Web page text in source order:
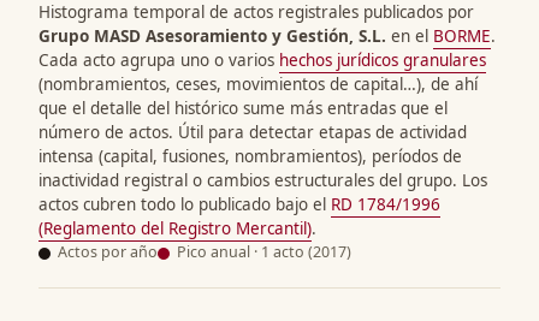
Histograma temporal de actos registrales publicados por
Grupo MASD Asesoramiento y Gestión, S.L. en el BORME.
Cada acto agrupa uno o varios hechos jurídicos granulares
(nombramientos, ceses, movimientos de capital…), de ahí
que el detalle del histórico sume más entradas que el
número de actos. Útil para detectar etapas de actividad
intensa (capital, fusiones, nombramientos), períodos de
inactividad registral o cambios estructurales del grupo. Los
actos cubren todo lo publicado bajo el RD 1784/1996
(Reglamento del Registro Mercantil).
Actos por año Pico anual · 1 acto (2017)